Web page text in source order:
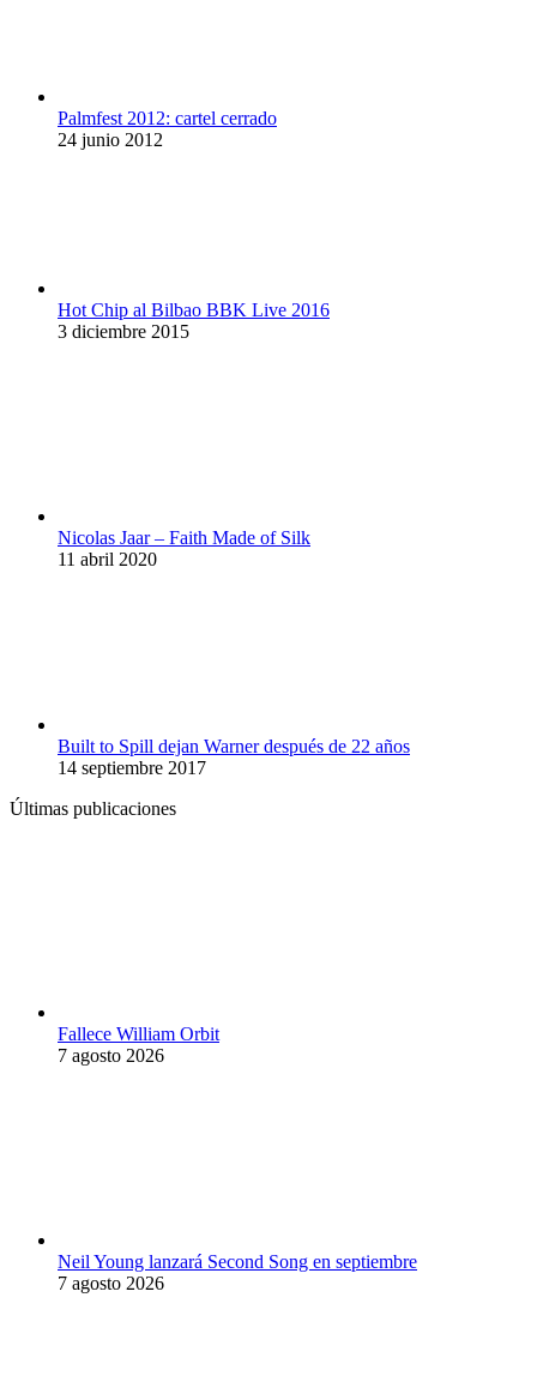
Palmfest 2012: cartel cerrado
24 junio 2012
Hot Chip al Bilbao BBK Live 2016
3 diciembre 2015
Nicolas Jaar – Faith Made of Silk
11 abril 2020
Built to Spill dejan Warner después de 22 años
14 septiembre 2017
Últimas publicaciones
Fallece William Orbit
7 agosto 2026
Neil Young lanzará Second Song en septiembre
7 agosto 2026